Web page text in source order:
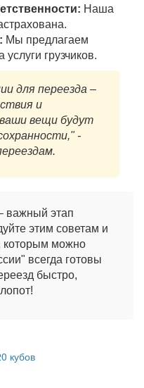
Наша
Мы предлагаем
грузчиков.
для переезда –
и
вещи будут
-
важный этап
этим советам и
которым можно
всегда готовы
быстро,
кубов